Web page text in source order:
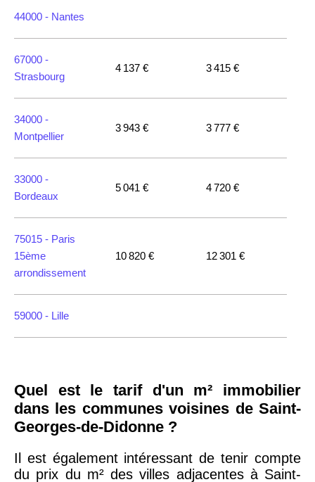
44000 - Nantes
67000 -
Strasbourg
4 137 € 3 415 €
34000 -
Montpellier
3 943 € 3 777 €
33000 -
Bordeaux
5 041 € 4 720 €
75015 - Paris
15ème
arrondissement
10 820 € 12 301 €
59000 - Lille
75018 -
Paris
arrondissement
10 114 €
75020 -Paris
Quel est le tarif d'un m² immobilier
dans les communes voisines de Saint-
Georges-de-Didonne ?
Il est également intéressant de tenir compte
du prix du m² des villes adjacentes à Saint-